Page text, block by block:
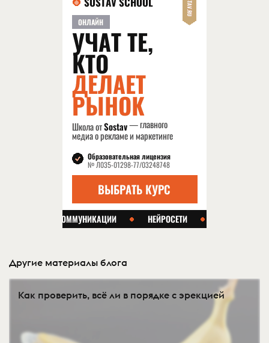
Другие материалы блога
Как проверить, всё ли в порядке с эрекцией